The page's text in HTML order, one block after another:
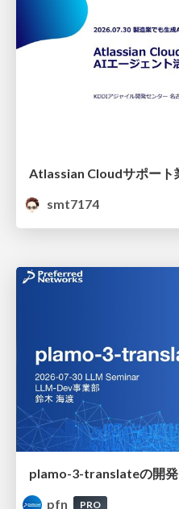
smt7174
plamo-3-translateの開発
pfn
PRO